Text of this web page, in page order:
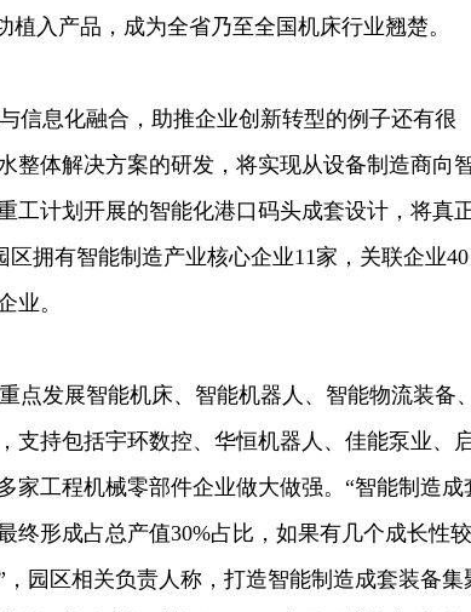
入产品，成为全省乃至全国机床行业翘楚。
信息化融合，助推企业创新转型的例子还有很
整体解决方案的研发，将实现从设备制造商向
工计划开展的智能化港口码头成套设计，将真
拥有智能制造产业核心企业11家，关联企业40
业。
发展智能机床、智能机器人、智能物流装备、
支持包括宇环数控、华恒机器人、佳能泵业、
家工程机械零部件企业做大做强。“智能制造成
终形成占总产值30%占比，如果有几个成长性较
园区相关负责人称，打造智能制造成套装备集